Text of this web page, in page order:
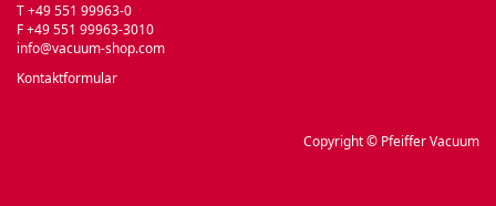
T +49 551 99963-0
F +49 551 99963-3010
info@vacuum-shop.com
Kontaktformular
Copyright © Pfeiffer Vacuum